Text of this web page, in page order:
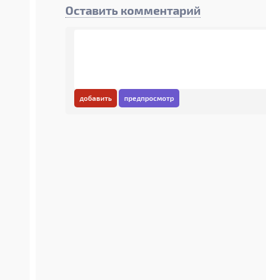
Оставить комментарий
добавить предпросмотр